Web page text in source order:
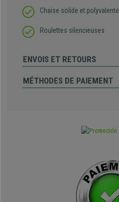
Chaise solide et polyvalente
Roulettes silencieuses
ENVOIS ET RETOURS
MÉTHODES DE PAIEMENT